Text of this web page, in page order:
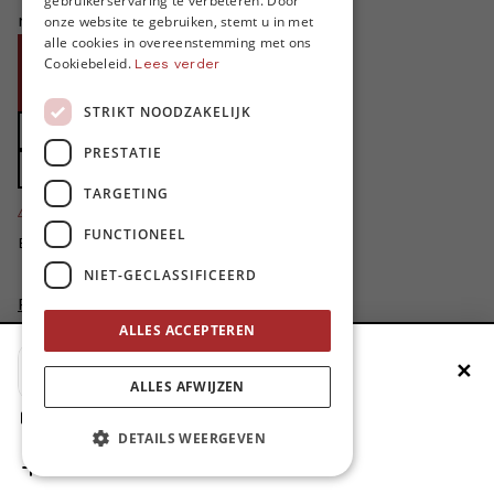
niet zonder jouw steun!
Doe een gift
Zet MO* in uw testament
4424
Bedankt voor jullie steun!
Privacybeleid
Disclaimer
AI Charter
Cookievoorkeuren aanpassen
site by
Voeg MO* toe aan je beginscherm ✕
1. Druk op de deelknop
2. Scrol naar beneden
ENGLISH
onze website te gebruiken, stemt u in met
alle cookies in overeenstemming met ons
Cookiebeleid. Lees verder
STRIKT NOODZAKELIJK
PRESTATIE
TARGETING
FUNCTIONEEL
NIET-GECLASSIFICEERD
ALLES ACCEPTEREN
ALLES AFWIJZEN
DETAILS WEERGEVEN